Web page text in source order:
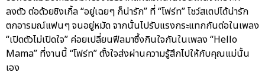
ลงตัว ต่อด้วยซิงเกิ้ล “อยู่เฉยๆ ก็น่ารัก” ที่ “โฟร์ท” โชว์สเตปได้น่ารัก
ตกอารมณ์แฟนๆ จนอยู่หมัด จากนั้นไปรับแรงกระแทกกันต่อในเพลง
“เปิดตัวไม่เปิดใจ” ค่อยเปลี่ยนฟีลมาซึ้งกินใจกันในเพลง “Hello
Mama” ที่งานนี้ “โฟร์ท” ตั้งใจส่งผ่านความรู้สึกไปให้กับคุณแม่นั้น
เอง